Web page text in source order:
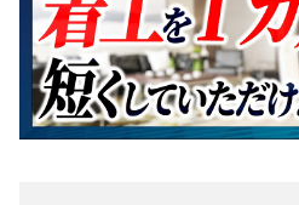
事例
プロジェクト事
クライアントボ